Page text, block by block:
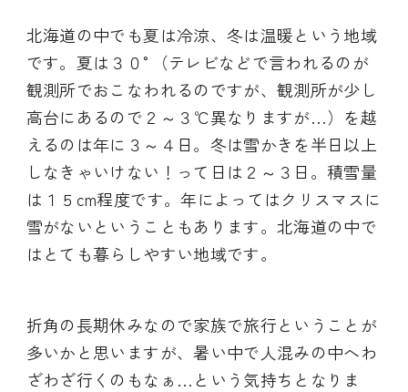
北海道の中でも夏は冷涼、冬は温暖という地域
です。夏は３０°（テレビなどで言われるのが
観測所でおこなわれるのですが、観測所が少し
高台にあるので２～３℃異なりますが…）を越
えるのは年に３～４日。冬は雪かきを半日以上
しなきゃいけない！って日は２～３日。積雪量
は１５cm程度です。年によってはクリスマスに
雪がないということもあります。北海道の中で
はとても暮らしやすい地域です。
折角の長期休みなので家族で旅行ということが
多いかと思いますが、暑い中で人混みの中へわ
ざわざ行くのもなぁ…という気持ちとなりま